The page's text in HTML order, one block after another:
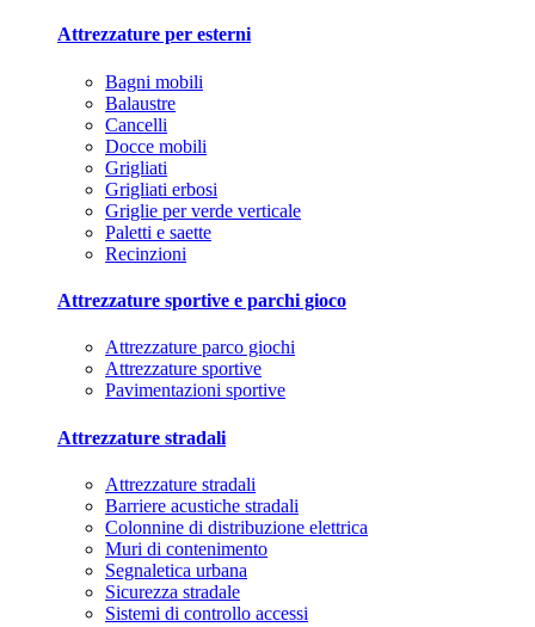
Attrezzature per esterni
Bagni mobili
Balaustre
Cancelli
Docce mobili
Grigliati
Grigliati erbosi
Griglie per verde verticale
Paletti e saette
Recinzioni
Attrezzature sportive e parchi gioco
Attrezzature parco giochi
Attrezzature sportive
Pavimentazioni sportive
Attrezzature stradali
Attrezzature stradali
Barriere acustiche stradali
Colonnine di distribuzione elettrica
Muri di contenimento
Segnaletica urbana
Sicurezza stradale
Sistemi di controllo accessi